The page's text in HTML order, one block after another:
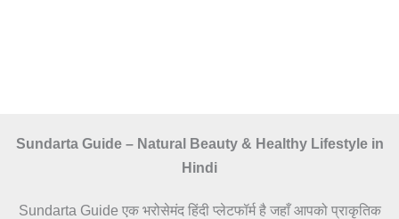
Sundarta Guide – Natural Beauty & Healthy Lifestyle in
Hindi
Sundarta Guide एक भरोसेमंद हिंदी प्लेटफॉर्म है जहाँ आपको प्राकृतिक